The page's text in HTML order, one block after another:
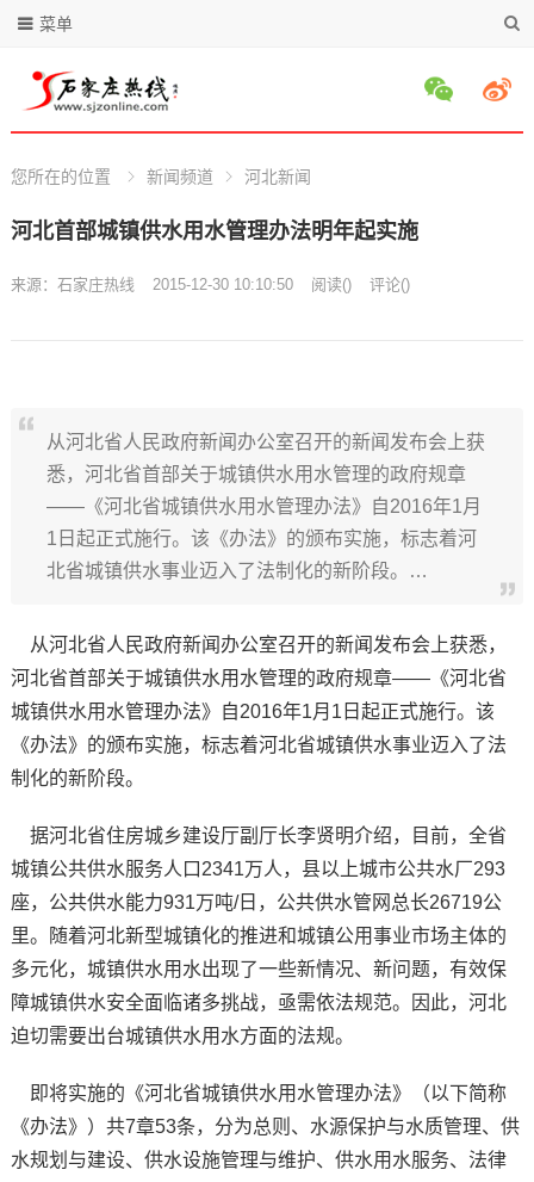
菜单
您所在的位置 新闻频道 河北新闻
河北首部城镇供水用水管理办法明年起实施
来源： 石家庄热线 2015-12-30 10:10:50 阅读() 评论()
从河北省人民政府新闻办公室召开的新闻发布会上获
悉，河北省首部关于城镇供水用水管理的政府规章
——《河北省城镇供水用水管理办法》自2016年1月
1日起正式施行。该《办法》的颁布实施，标志着河
北省城镇供水事业迈入了法制化的新阶段。…
从河北省人民政府新闻办公室召开的新闻发布会上获悉，
河北省首部关于城镇供水用水管理的政府规章——《河北省
城镇供水用水管理办法》自2016年1月1日起正式施行。该
《办法》的颁布实施，标志着河北省城镇供水事业迈入了法
制化的新阶段。
据河北省住房城乡建设厅副厅长李贤明介绍，目前，全省
城镇公共供水服务人口2341万人，县以上城市公共水厂293
座，公共供水能力931万吨/日，公共供水管网总长26719公
里。随着河北新型城镇化的推进和城镇公用事业市场主体的
多元化，城镇供水用水出现了一些新情况、新问题，有效保
障城镇供水安全面临诸多挑战，亟需依法规范。因此，河北
迫切需要出台城镇供水用水方面的法规。
即将实施的《河北省城镇供水用水管理办法》（以下简称
《办法》）共7章53条，分为总则、水源保护与水质管理、供
水规划与建设、供水设施管理与维护、供水用水服务、法律